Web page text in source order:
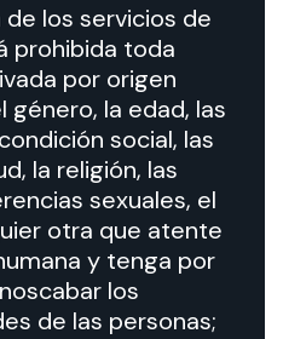
los servicios de
prohibida toda
por origen
género, la edad, las
social, las
la religión, las
sexuales, el
otra que atente
y tenga por
los
de las personas;